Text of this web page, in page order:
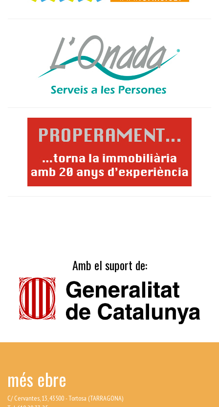
Amb el suport de:
més ebre
C/ Cervantes, 13, 43500 - Tortosa (TARRAGONA)